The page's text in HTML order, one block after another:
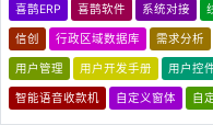
喜鹊ERP 喜鹊软件 系统对接
信创 行政区域数据库 需求分析
用户管理 用户开发手册 用户控
智能语音收款机 自定义窗体 自